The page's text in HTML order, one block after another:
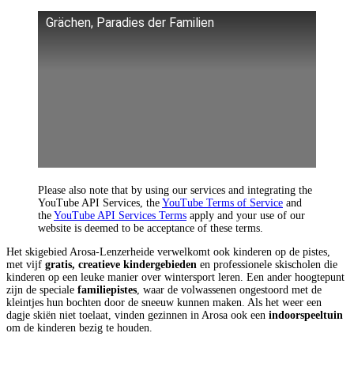
Grächen, Paradies der Familien
Please also note that by using our services and integrating the
YouTube API Services, the YouTube Terms of Service and
the YouTube API Services Terms apply and your use of our
website is deemed to be acceptance of these terms.
Het skigebied Arosa-Lenzerheide verwelkomt ook kinderen op de pistes,
met vijf gratis, creatieve kindergebieden en professionele skischolen die
kinderen op een leuke manier over wintersport leren. Een ander hoogtepunt
zijn de speciale familiepistes , waar de volwassenen ongestoord met de
kleintjes hun bochten door de sneeuw kunnen maken. Als het weer een
dagje skiën niet toelaat, vinden gezinnen in Arosa ook een indoorspeeltuin
om de kinderen bezig te houden.